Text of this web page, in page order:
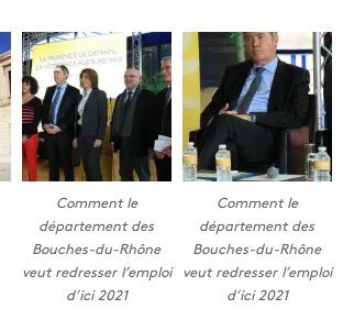
Comment le
département des
Bouches-du-Rhône
veut redresser l’emploi
d’ici 2021
Comment le
département des
Bouches-du-Rhône
veut redresser l’emploi
d’ici 2021